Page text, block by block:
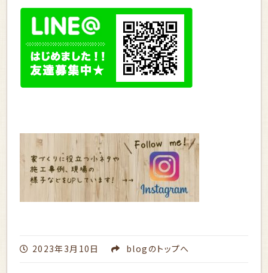
2023年3月10日 blog のトップへ